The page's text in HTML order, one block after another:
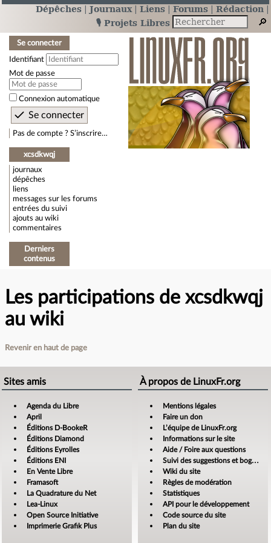
Dépêches Journaux Liens Forums
Rédaction
🎙️ Projets Libres
Se connecter
Identifiant
Mot de passe
Connexion automatique
Pas de compte ? S’inscrire…
xcsdkwqj
journaux
dépêches
liens
messages sur les forums
entrées du suivi
ajouts au wiki
commentaires
Derniers
contenus
Les participations de xcsdkwqj
au wiki
Revenir en haut de page
Sites amis
Agenda du Libre
April
Éditions D-BookeR
Éditions Diamond
Éditions Eyrolles
Éditions ENI
En Vente Libre
Framasoft
La Quadrature du Net
Lea-Linux
Open Source Initiative
Imprimerie Grafik Plus
À propos de LinuxFr.org
Mentions légales
Faire un don
L’équipe de LinuxFr.org
Informations sur le site
Aide / Foire aux questions
Suivi des suggestions et bogues
Wiki du site
Règles de modération
Statistiques
API pour le développement
Code source du site
Plan du site